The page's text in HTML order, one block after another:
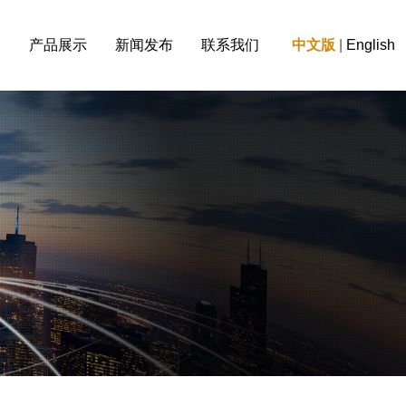
产品展示 新闻发布 联系我们 中文版 English